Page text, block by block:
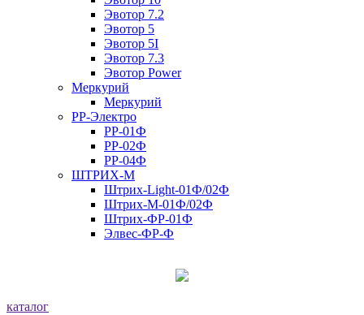
Эвотор 7.2
Эвотор 5
Эвотор 5I
Эвотор 7.3
Эвотор Power
Меркурий
Меркурий
РР-Электро
РР-01Ф
РР-02Ф
РР-04Ф
ШТРИХ-М
Штрих-Light-01Ф/02Ф
Штрих-М-01Ф/02Ф
Штрих-ФР-01Ф
Элвес-ФР-Ф
каталог